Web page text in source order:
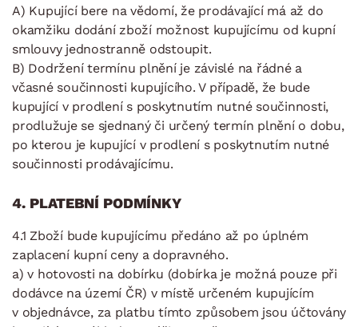
A) Kupující bere na vědomí, že prodávající má až do
okamžiku dodání zboží možnost kupujícímu od kupní
smlouvy jednostranně odstoupit.
B) Dodržení termínu plnění je závislé na řádné a
včasné součinnosti kupujícího. V případě, že bude
kupující v prodlení s poskytnutím nutné součinnosti,
prodlužuje se sjednaný či určený termín plnění o dobu,
po kterou je kupující v prodlení s poskytnutím nutné
součinnosti prodávajícímu.
4. PLATEBNÍ PODMÍNKY
4.1 Zboží bude kupujícímu předáno až po úplném
zaplacení kupní ceny a dopravného.
a) v hotovosti na dobírku (dobírka je možná pouze při
dodávce na území ČR) v místě určeném kupujícím
v objednávce, za platbu tímto způsobem jsou účtovány